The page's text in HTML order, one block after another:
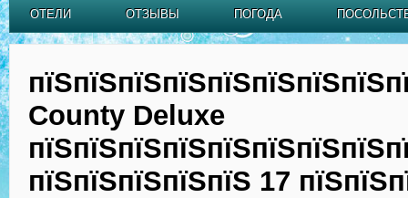
ОТЕЛИ ОТЗЫВЫ ПОГОДА
County Deluxe
пїЅпїЅпїЅпїЅпїЅ 17